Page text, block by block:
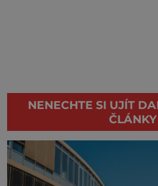
NENECHTE SI UJÍT
ČLÁNKY